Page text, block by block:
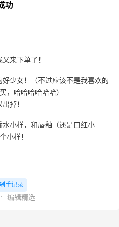
功
来下单了！
少女！（不过应该不是我喜欢的
，哈哈哈哈哈哈）
掉！
小样，和唇釉（还是口红小
小样！
手记录
· 编辑精选